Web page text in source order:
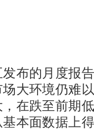
的月度报告
大环境仍难
在跌至前期
本面数据上